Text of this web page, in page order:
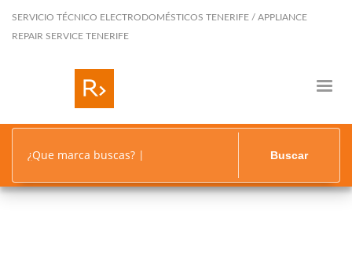
SERVICIO TÉCNICO ELECTRODOMÉSTICOS TENERIFE / APPLIANCE
REPAIR SERVICE TENERIFE
¿Que marca buscas? Buscar